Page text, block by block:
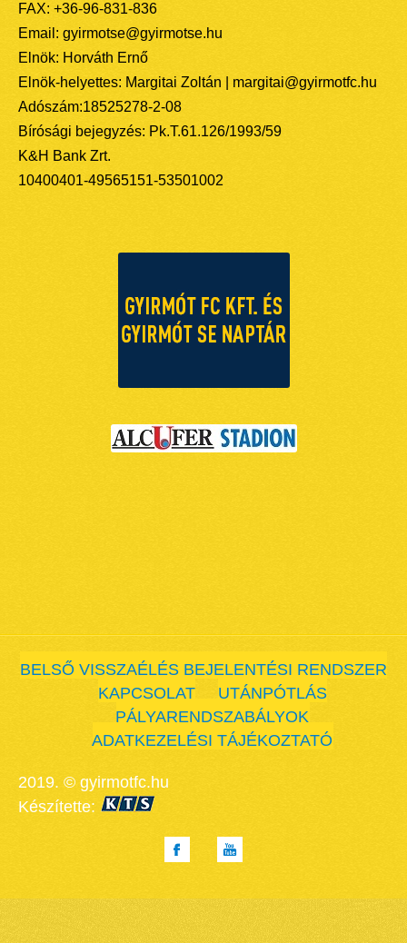
FAX: +36-96-831-836
Email: gyirmotse@gyirmotse.hu
Elnök: Horváth Ernő
Elnök-helyettes: Margitai Zoltán | margitai@gyirmotfc.hu
Adószám:18525278-2-08
Bírósági bejegyzés: Pk.T.61.126/1993/59
K&H Bank Zrt.
10400401-49565151-53501002
BELSŐ VISSZAÉLÉS BEJELENTÉSI RENDSZER
KAPCSOLAT
UTÁNPÓTLÁS
PÁLYARENDSZABÁLYOK
ADATKEZELÉSI TÁJÉKOZTATÓ
2019. © gyirmotfc.hu
Készítette: